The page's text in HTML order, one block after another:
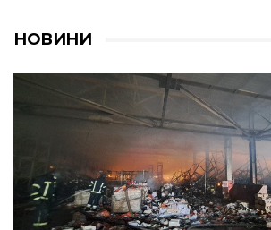
НОВИНИ